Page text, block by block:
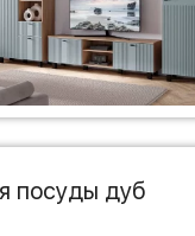
посуды дуб